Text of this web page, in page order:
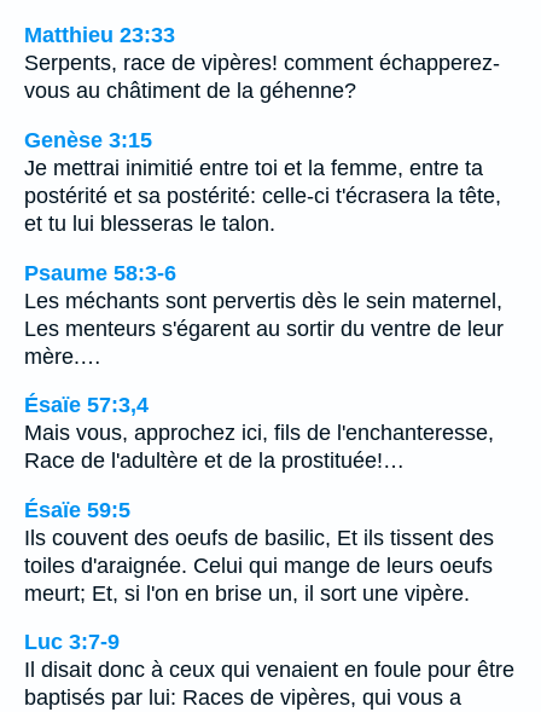
Matthieu 23:33
Serpents, race de vipères! comment échapperez-
vous au châtiment de la géhenne?
Genèse 3:15
Je mettrai inimitié entre toi et la femme, entre ta
postérité et sa postérité: celle-ci t'écrasera la tête,
et tu lui blesseras le talon.
Psaume 58:3-6
Les méchants sont pervertis dès le sein maternel,
Les menteurs s'égarent au sortir du ventre de leur
mère.…
Ésaïe 57:3,4
Mais vous, approchez ici, fils de l'enchanteresse,
Race de l'adultère et de la prostituée!…
Ésaïe 59:5
Ils couvent des oeufs de basilic, Et ils tissent des
toiles d'araignée. Celui qui mange de leurs oeufs
meurt; Et, si l'on en brise un, il sort une vipère.
Luc 3:7-9
Il disait donc à ceux qui venaient en foule pour être
baptisés par lui: Races de vipères, qui vous a